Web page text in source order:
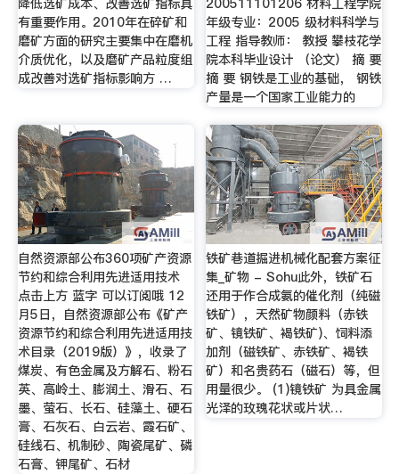
降低选矿成本、改善选矿指标具
有重要作用。2010年在碎矿和
磨矿方面的研究主要集中在磨机
介质优化，以及磨矿产品粒度组
成改善对选矿指标影响方 …
200511101206 材料工程学院
年级专业：2005 级材料科学与
工程 指导教师： 教授 攀枝花学
院本科毕业设计 （论文） 摘 要
摘 要 钢铁是工业的基础， 钢铁
产量是一个国家工业能力的
自然资源部公布360项矿产资源
节约和综合利用先进适用技术
点击上方 蓝字 可以订阅哦 12
月5日，自然资源部公布《矿产
资源节约和综合利用先进适用技
术目录（2019版）》，收录了
煤炭、有色金属及方解石、粉石
英、高岭土、膨润土、滑石、石
墨、萤石、长石、硅藻土、硬石
膏、石灰石、白云岩、霞石矿、
硅线石、机制砂、陶瓷尾矿、磷
石膏、钾尾矿、石材
铁矿巷道掘进机械化配套方案征
集_矿物 - Sohu此外，铁矿石
还用于作合成氨的催化剂（纯磁
铁矿），天然矿物颜料（赤铁
矿、镜铁矿、褐铁矿)、饲料添
加剂（磁铁矿、赤铁矿、褐铁
矿）和名贵药石（磁石）等，但
用量很少。 (1)镜铁矿 为具金属
光泽的玫瑰花状或片状…